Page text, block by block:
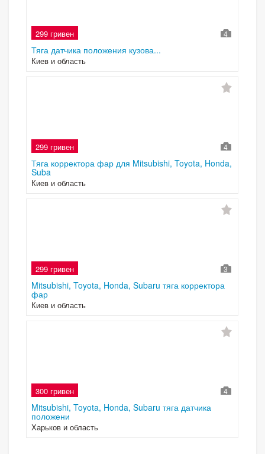
299 гривен 4
Тяга датчика положения кузова...
Киев и область
299 гривен 4
Тяга корректора фар для Mitsubishi, Toyota, Honda,
Suba
Киев и область
299 гривен 3
Mitsubishi, Toyota, Honda, Subaru тяга корректора
фар
Киев и область
300 гривен 4
Mitsubishi, Toyota, Honda, Subaru тяга датчика
положени
Харьков и область